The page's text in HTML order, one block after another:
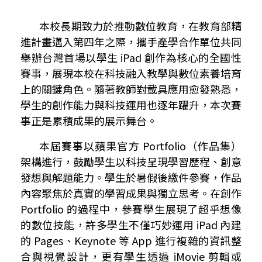
本校長期致力於推動數位教育，在教育部精
進計畫邁入第四年之際，攜手產學合作單位共同
舉辦台灣首場以學生 iPad 創作為核心的全國性
賽事，展現本校在科技融入教學與數位素養培育
上的關鍵角色。隨著教師對載具應用愈發熟悉，
學生的創作能力與科技運用也逐年躍升，本次賽
事正是累積成果的展示舞台。
本屆賽事以蘋果官方 Portfolio （作品集）
架構進行，鼓勵學生以科技呈現學習歷程、創意
發想與解題能力。學生於暑假後繳件參賽，作品
內容聚焦於真實的學習成果與獨立思考。在創作
Portfolio 的過程中，參賽學生展現了超乎想像
的數位技能，許多學生不僅巧妙運用 iPad 內建
的 Pages 、 Keynote 等 App 進行複雜的資訊整
合與視覺設計，更有學生透過 iMovie 剪輯或